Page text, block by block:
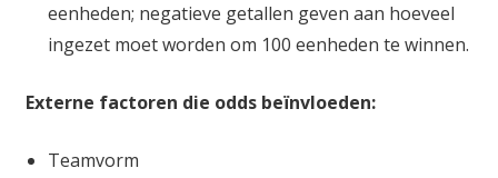
eenheden; negatieve getallen geven aan hoeveel
ingezet moet worden om 100 eenheden te winnen.
Externe factoren die odds beïnvloeden:
Teamvorm